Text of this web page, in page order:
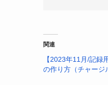
au PAYプリ
B/43リアル
関連
【2023年11月/記録
の作り方（チャージ